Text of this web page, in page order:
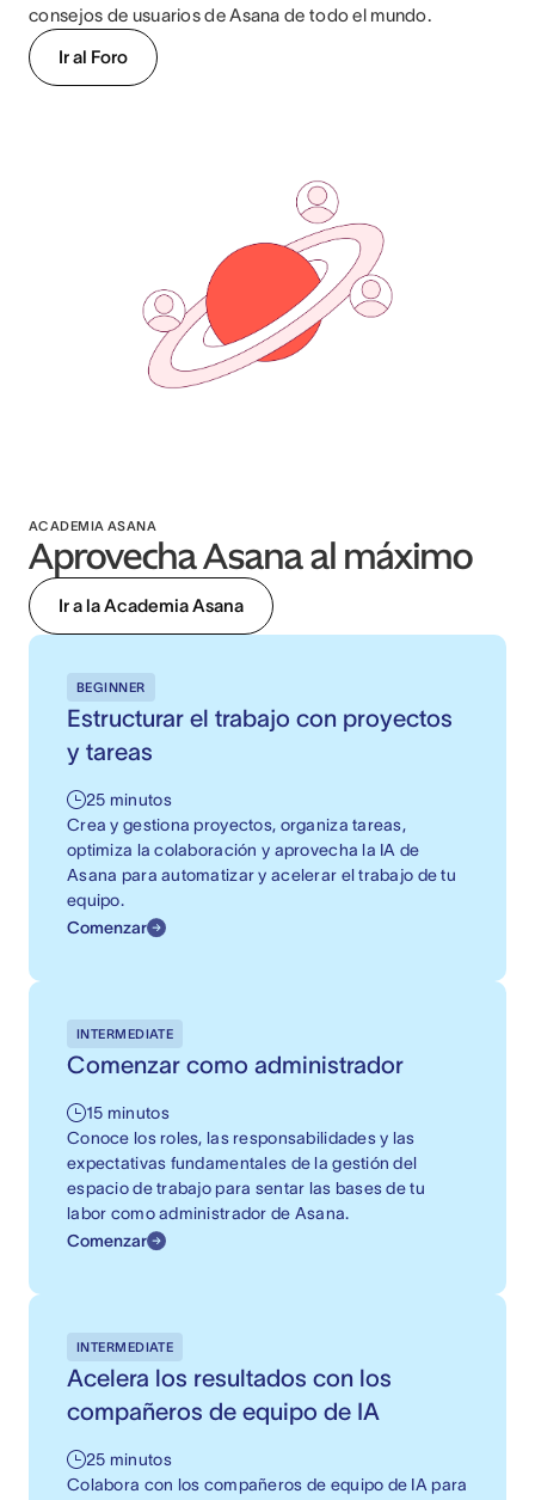
consejos de usuarios de Asana de todo el mundo.
Ir al Foro
ACADEMIA ASANA
Aprovecha Asana al máximo
Ir a la Academia Asana
BEGINNER
Estructurar el trabajo con proyectos
y tareas
25 minutos
Crea y gestiona proyectos, organiza tareas,
optimiza la colaboración y aprovecha la IA de
Asana para automatizar y acelerar el trabajo de tu
equipo.
Comenzar
INTERMEDIATE
Comenzar como administrador
15 minutos
Conoce los roles, las responsabilidades y las
expectativas fundamentales de la gestión del
espacio de trabajo para sentar las bases de tu
labor como administrador de Asana.
Comenzar
INTERMEDIATE
Acelera los resultados con los
compañeros de equipo de IA
25 minutos
Colabora con los compañeros de equipo de IA para